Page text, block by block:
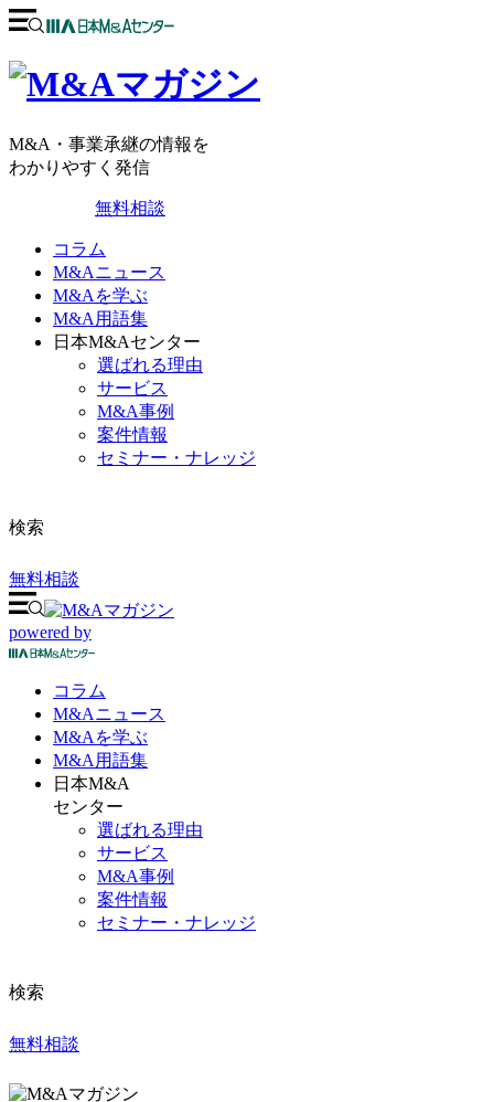
M&A・事業承継の情報を
わかりやすく発信
無料相談
コラム
M&Aニュース
M&Aを学ぶ
M&A用語集
日本M&Aセンター
選ばれる理由
サービス
M&A事例
案件情報
セミナー・ナレッジ
検索
無料相談
powered by
コラム
M&Aニュース
M&Aを学ぶ
M&A 用語集
日本M&A
センター
選ばれる理由
サービス
M&A事例
案件情報
セミナー・ナレッジ
検索
無料相談